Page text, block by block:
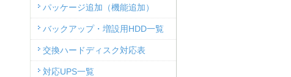
パッケージ追加（機能追加）
バックアップ・増設用HDD一覧
交換ハードディスク対応表
対応UPS一覧